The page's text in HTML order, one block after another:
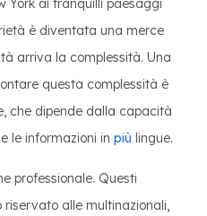
York ai tranquilli paesaggi
è diventata una merce
arriva la complessità. Una
questa complessità è
che dipende dalla capacità
le informazioni in più lingue.
professionale. Questi
riservato alle multinazionali,